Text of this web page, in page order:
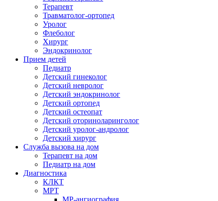
Терапевт
Травматолог-ортопед
Уролог
Флеболог
Хирург
Эндокринолог
Прием детей
Педиатр
Детский гинеколог
Детский невролог
Детский эндокринолог
Детский ортопед
Детский остеопат
Детский оториноларинголог
Детский уролог-андролог
Детский хирург
Служба вызова на дом
Терапевт на дом
Педиатр на дом
Диагностика
КЛКТ
МРТ
МР-ангиография